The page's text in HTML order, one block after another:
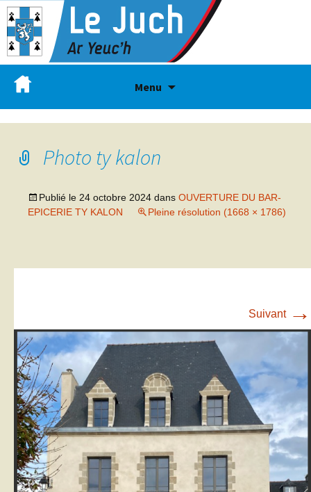
Menu
Photo ty kalon
Publié le 24 octobre 2024 dans OUVERTURE DU BAR-
EPICERIE TY KALON
Pleine résolution (1668 × 1786)
Suivant →